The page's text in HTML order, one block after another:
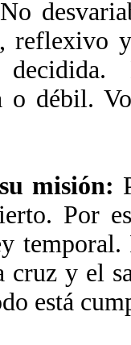
reflexivo
o débil.
misión:
Por
temporal.
cruz y el
está